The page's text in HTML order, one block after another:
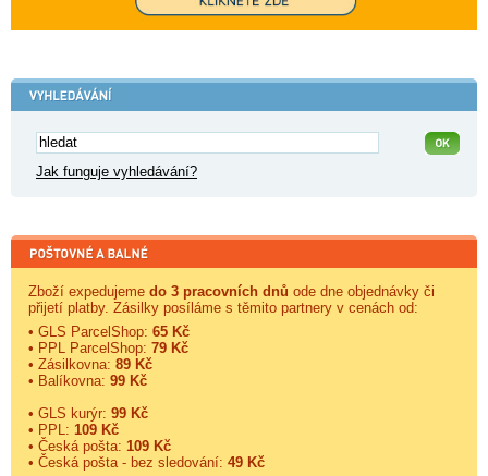
Jak funguje vyhledávání?
Zboží expedujeme do 3 pracovních dnů ode dne objednávky či
přijetí platby. Zásilky posíláme s těmito partnery v cenách od:
• GLS ParcelShop: 65 Kč
• PPL ParcelShop: 79 Kč
• Zásilkovna: 89 Kč
• Balíkovna: 99 Kč
• GLS kurýr: 99 Kč
• PPL: 109 Kč
• Česká pošta: 109 Kč
• Česká pošta - bez sledování: 49 Kč